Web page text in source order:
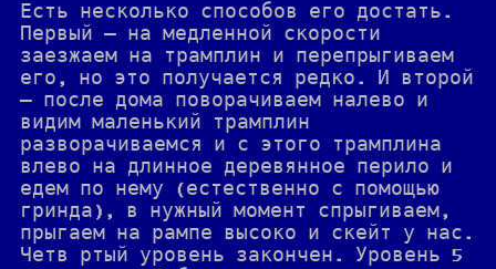
Есть несколько способов его достать.
Первый — на медленной скорости
заезжаем на трамплин и перепрыгиваем
его, но это получается редко. И второй
— после дома поворачиваем налево и
видим маленький трамплин
разворачиваемся и с этого трамплина
влево на длинное деревянное перило и
едем по нему (естественно с помощью
гринда), в нужный момент спрыгиваем,
прыгаем на рампе высоко и скейт у нас.
Четв ртый уровень закончен. Уровень 5